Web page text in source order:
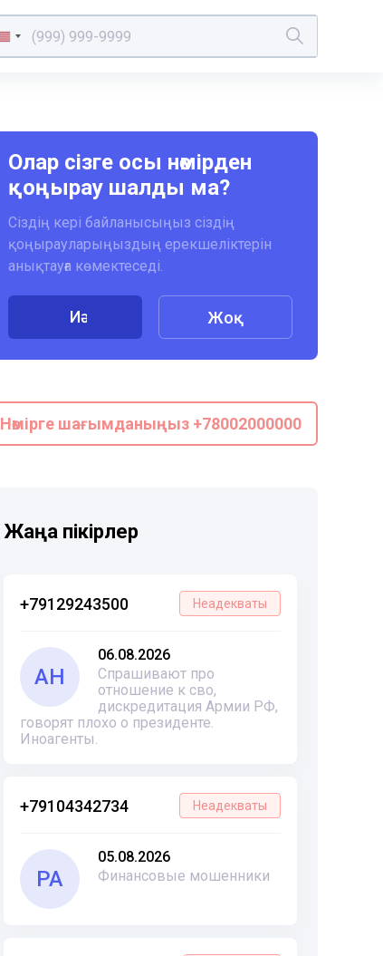
Олар сізге осы нөмірден
қоңырау шалды ма?
Сіздің кері байланысыңыз сіздің
қоңырауларыңыздың ерекшеліктерін
анықтауға көмектеседі.
Иә Жоқ
Нөмірге шағымданыңыз +78002000000
Жаңа пікірлер
+79129243500 Неадекваты
АН
06.08.2026
Спрашивают про
отношение к сво,
дискредитация Армии РФ,
говорят плохо о президенте.
Иноагенты.
+79104342734 Неадекваты
РА
05.08.2026
Финансовые мошенники